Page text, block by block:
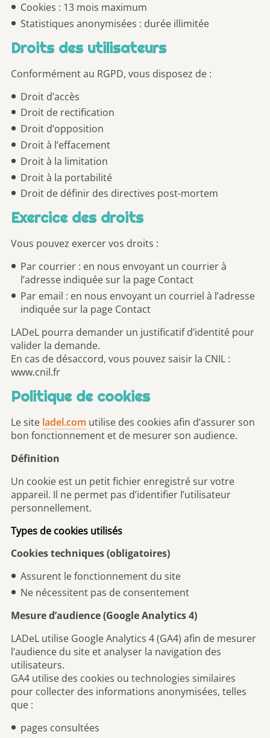
Cookies : 13 mois maximum
Statistiques anonymisées : durée illimitée
Droits des utilisateurs
Conformément au RGPD, vous disposez de :
Droit d’accès
Droit de rectification
Droit d’opposition
Droit à l’effacement
Droit à la limitation
Droit à la portabilité
Droit de définir des directives post-mortem
Exercice des droits
Vous pouvez exercer vos droits :
Par courrier : en nous envoyant un courrier à
l’adresse indiquée sur la page Contact
Par email : en nous envoyant un courriel à l’adresse
indiquée sur la page Contact
LADeL pourra demander un justificatif d’identité pour
valider la demande.
En cas de désaccord, vous pouvez saisir la CNIL :
www.cnil.fr
Politique de cookies
Le site ladel.com utilise des cookies afin d’assurer son
bon fonctionnement et de mesurer son audience.
Définition
Un cookie est un petit fichier enregistré sur votre
appareil. Il ne permet pas d’identifier l’utilisateur
personnellement.
Types de cookies utilisés
Cookies techniques (obligatoires)
Assurent le fonctionnement du site
Ne nécessitent pas de consentement
Mesure d’audience (Google Analytics 4)
LADeL utilise Google Analytics 4 (GA4) afin de mesurer
l’audience du site et analyser la navigation des
utilisateurs.
GA4 utilise des cookies ou technologies similaires
pour collecter des informations anonymisées, telles
que :
pages consultées